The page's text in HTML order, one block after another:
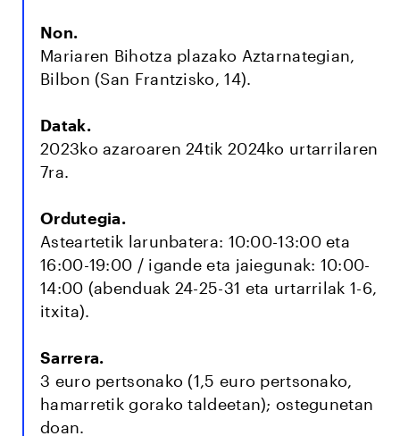
Non.
Mariaren Bihotza plazako Aztarnategian,
Bilbon (San Frantzisko, 14).
Datak.
2023ko azaroaren 24tik 2024ko urtarrilaren
7ra.
Ordutegia.
Asteartetik larunbatera: 10:00-13:00 eta
16:00-19:00 / igande eta jaiegunak: 10:00-
14:00 (abenduak 24-25-31 eta urtarrilak 1-6,
itxita).
Sarrera.
3 euro pertsonako (1,5 euro pertsonako,
hamarretik gorako taldeetan); ostegunetan
doan.